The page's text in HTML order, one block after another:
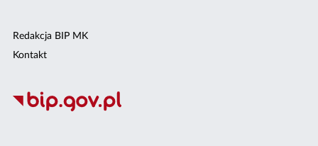
Redakcja BIP MK
Kontakt